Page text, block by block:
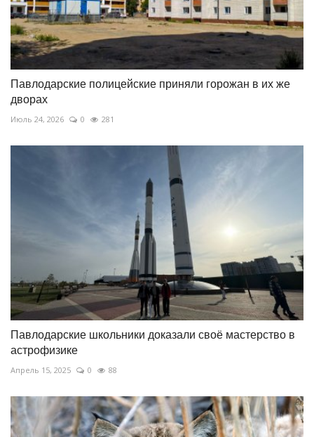
Павлодарские полицейские приняли горожан в их же
дворах
Июль 24, 2026 0 281
Павлодарские школьники доказали своё мастерство в
астрофизике
Апрель 15, 2025 0 88